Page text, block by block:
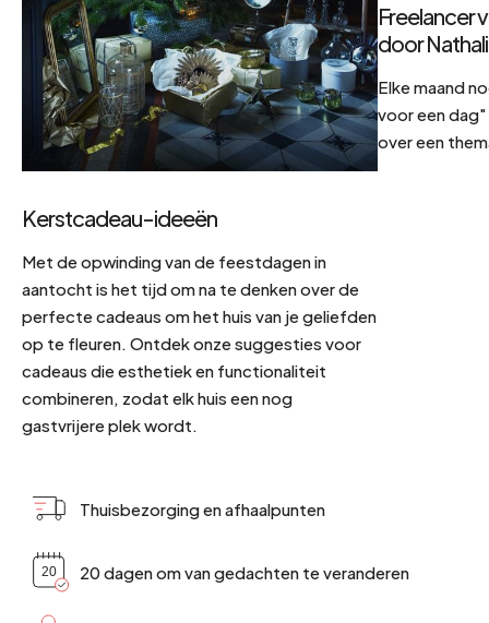
Kerstcadeau-ideeën
Met de opwinding van de feestdagen in
aantocht is het tijd om na te denken over de
perfecte cadeaus om het huis van je geliefden
op te fleuren. Ontdek onze suggesties voor
cadeaus die esthetiek en functionaliteit
combineren, zodat elk huis een nog
gastvrijere plek wordt.
Freelancer
door
Elke maand
voor een
over een
Thuisbezorging en afhaalpunten
20 dagen om van gedachten te veranderen